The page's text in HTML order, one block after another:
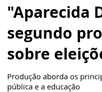
"Aparecida
segundo
sobre
Produção aborda os
pública e a educação